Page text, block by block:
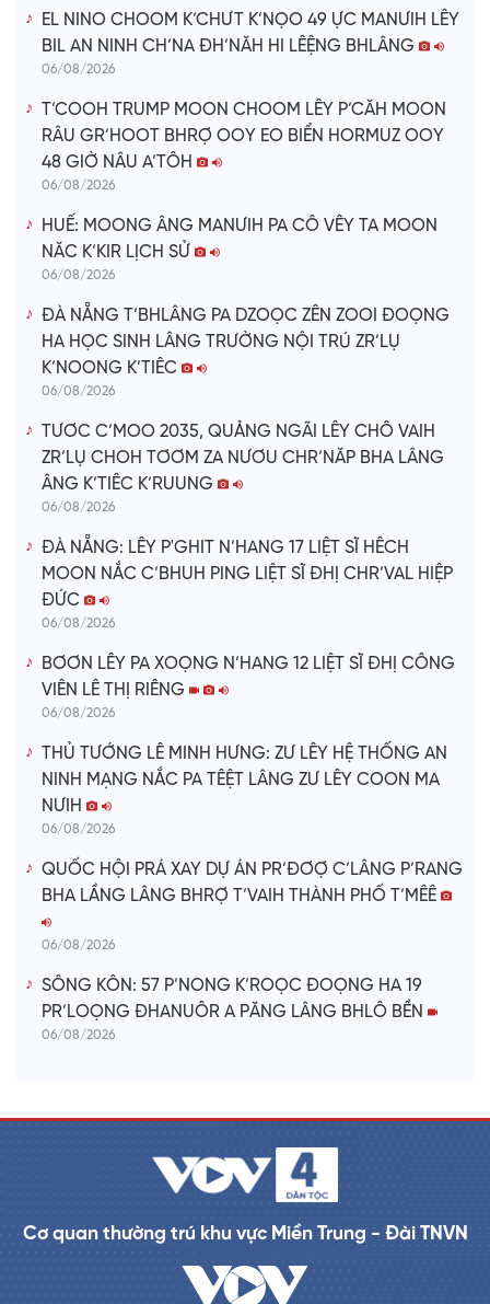
o
EL NINO CHOOM K’CHƯT K’NỌO 49 ỰC MANƯIH LÊY
BIL AN NINH CH’NA ĐH’NĂH HI LÊỆNG BHLÂNG
06/08/2026
T’COOH TRUMP MOON CHOOM LÊY P’CĂH MOON
RÂU GR’HOOT BHRỢ OOY EO BIỂN HORMUZ OOY
48 GIỜ NÂU A’TÔH
06/08/2026
HUẾ: MOONG ÂNG MANƯIH PA CÔ VÊY TA MOON
NĂC K’KIR LỊCH SỬ
06/08/2026
ĐÀ NẴNG T’BHLÂNG PA DZOỌC ZÊN ZOOI ĐOỌNG
HA HỌC SINH LÂNG TRƯỜNG NỘI TRÚ ZR’LỤ
K’NOONG K’TIÊC
06/08/2026
TƯƠC C’MOO 2035, QUẢNG NGÃI LÊY CHÔ VAIH
ZR’LỤ CHOH TƠƠM ZA NƯƠU CHR’NĂP BHA LÂNG
ÂNG K’TIÊC K’RUUNG
06/08/2026
ĐÀ NẴNG: LÊY P'GHIT N’HANG 17 LIỆT SĨ HÊCH
MOON NẮC C’BHUH PING LIỆT SĨ ĐHỊ CHR’VAL HIỆP
ĐỨC
06/08/2026
BƠƠN LÊY PA XOỌNG N’HANG 12 LIỆT SĨ ĐHỊ CÔNG
VIÊN LÊ THỊ RIÊNG
06/08/2026
THỦ TƯỚNG LÊ MINH HƯNG: ZƯ LÊY HỆ THỐNG AN
NINH MẠNG NẮC PA TÊỆT LÂNG ZƯ LÊY COON MA
NƯIH
06/08/2026
QUỐC HỘI PRÁ XAY DỰ ÁN PR’ĐƠỢ C’LÂNG P’RANG
BHA LẦNG LÂNG BHRỢ T’VAIH THÀNH PHỐ T’MÊÊ
06/08/2026
SÔNG KÔN: 57 P’NONG K’ROỌC ĐOỌNG HA 19
PR’LOỌNG ĐHANUÔR A PĂNG LÂNG BHLÔ BỀN
06/08/2026
Cơ quan thường trú khu vực Miền Trung - Đài TNVN